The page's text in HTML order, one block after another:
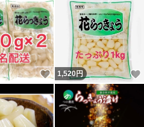
いいね！
1,520円